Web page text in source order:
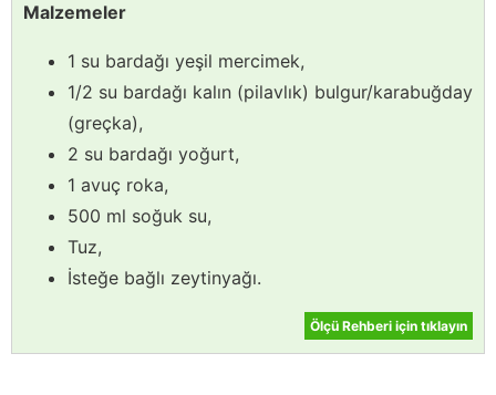
Malzemeler
1 su bardağı yeşil mercimek,
1/2 su bardağı kalın (pilavlık) bulgur/karabuğday
(greçka),
2 su bardağı yoğurt,
1 avuç roka,
500 ml soğuk su,
Tuz,
İsteğe bağlı zeytinyağı.
Ölçü Rehberi için tıklayın